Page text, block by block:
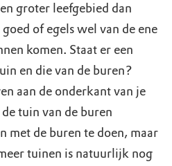
groter leefgebied dan
of egels wel van de ene
komen. Staat er een
en die van de buren?
aan de onderkant van je
tuin van de buren
met de buren te doen, maar
tuinen is natuurlijk nog